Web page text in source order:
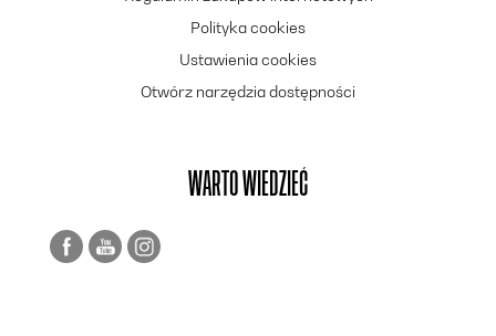
Polityka cookies
Ustawienia cookies
Otwórz narzędzia dostępności
WARTO WIEDZIEĆ